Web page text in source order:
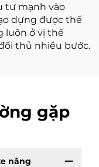
tư mạnh vào
dựng được thế
luôn ở vị thế
thủ nhiều bước.
gặp
nâng